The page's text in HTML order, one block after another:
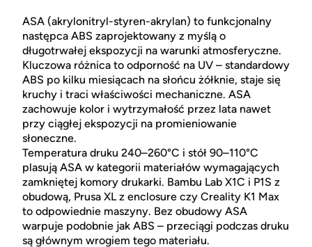
ASA (akrylonitryl-styren-akrylan) to funkcjonalny
następca ABS zaprojektowany z myślą o
długotrwałej ekspozycji na warunki atmosferyczne.
Kluczowa różnica to odporność na UV – standardowy
ABS po kilku miesiącach na słońcu żółknie, staje się
kruchy i traci właściwości mechaniczne. ASA
zachowuje kolor i wytrzymałość przez lata nawet
przy ciągłej ekspozycji na promieniowanie
słoneczne.
Temperatura druku 240–260°C i stół 90–110°C
plasują ASA w kategorii materiałów wymagających
zamkniętej komory drukarki. Bambu Lab X1C i P1S z
obudową, Prusa XL z enclosure czy Creality K1 Max
to odpowiednie maszyny. Bez obudowy ASA
warpuje podobnie jak ABS – przeciągi podczas druku
są głównym wrogiem tego materiału.